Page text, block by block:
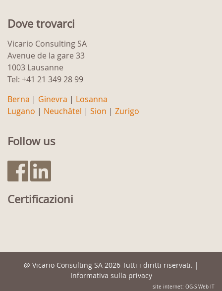
Dove trovarci
Vicario Consulting SA
Avenue de la gare 33
1003 Lausanne
Tel: +41 21 349 28 99
Berna | Ginevra | Losanna
Lugano | Neuchâtel | Sion | Zurigo
Follow us
Certificazioni
@ Vicario Consulting SA2026 Tutti i diritti riservati. |
Informativa sulla privacy
site internet: OG-S Web IT